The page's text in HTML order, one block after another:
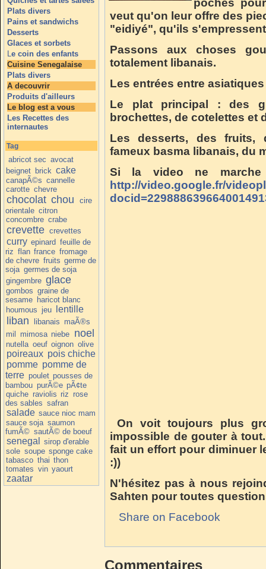
Plats divers
Pains et sandwichs
Desserts
Glaces et sorbets
Le coin des enfants
Cuisine Senegalaise
Plats divers
A decouvrir
Produits d'ailleurs
Le blog est a vous
Les Recettes des
internautes
Tag
abricot sec avocat
beignet brick cake
canapÃ©s cannelle
carotte chevre
chocolat chou
cire
orientale citron
concombre crabe
crevette crevettes
curry epinard feuille de
riz flan france fromage
de chevre fruits germe de
soja germes de soja
gingembre glace
gombos graine de
sesame haricot blanc
houmous jeu lentille
liban libanais maÃ®s
mil mimosa niebe noel
nutella oeuf oignon olive
poireaux pois chiche
pomme pomme de
terre poulet pousses de
bambou purÃ©e pÃ¢te
quiche raviolis riz rose
des sables safran
salade sauce nioc mam
sauce soja saumon
fumÃ© sautÃ© de boeuf
senegal
sirop d'erable
sole soupe sponge cake
tabasco thai thon
tomates vin yaourt
zaatar
poches
veut qu'on leur offre des
"eidiyé", qu'ils
Passons aux choses
totalement libanais.
Les entrées entre
Le plat principal : des
brochettes, de cotelettes et
Les desserts, des fruits,
fameux basma libanais, du
Si la video ne
http://video.google.fr/
On voit toujours plus
impossible de gouter à
fait un effort pour diminuer
:))
N'hésitez pas à nous
Sahten pour toutes
Share on Facebook
Commentaires